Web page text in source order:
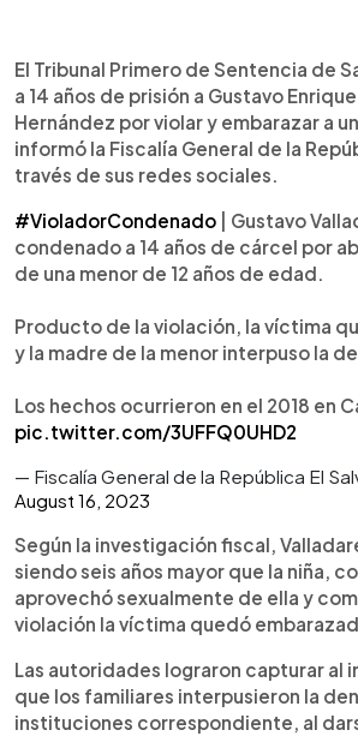
Escuchar artículo
El Tribunal Primero de Sentencia de
a 14 años de prisión a Gustavo
Hernández por violar y embarazar a
informó la Fiscalía General de la
través de sus redes sociales.
#VioladorCondenado | Gustavo
condenado a 14 años de cárcel por
de una menor de 12 años de edad.
Producto de la violación, la víctima
y la madre de la menor interpuso la
Los hechos ocurrieron en el 2018 en
pic.twitter.com/3UFFQ0UHD2
— Fiscalía General de la República El
August 16, 2023
Según la investigación fiscal,
siendo seis años mayor que la niña,
aprovechó sexualmente de ella y
violación la víctima quedó
Las autoridades lograron capturar al
que los familiares interpusieron la
instituciones correspondiente, al